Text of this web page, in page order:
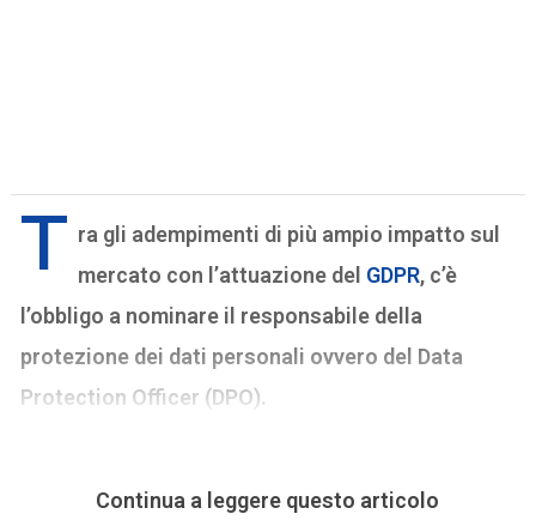
T ra gli adempimenti di più ampio impatto sul
mercato con l’attuazione del GDPR, c’è
l’obbligo a nominare il responsabile della
protezione dei dati personali ovvero del Data
Protection Officer (DPO).
Continua a leggere questo articolo